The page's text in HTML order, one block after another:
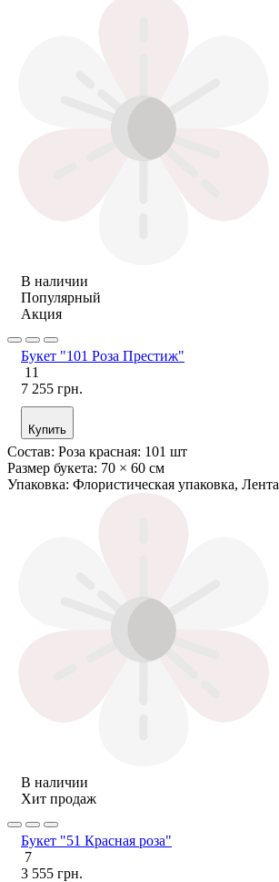
В наличии
Популярный
Акция
Букет "101 Роза Престиж"
11
7 255 грн.
Купить
Состав: Роза красная: 101 шт
Размер букета: 70 × 60 см
Упаковка: Флористическая упаковка, Лента
В наличии
Хит продаж
Букет "51 Красная роза"
7
3 555 грн.